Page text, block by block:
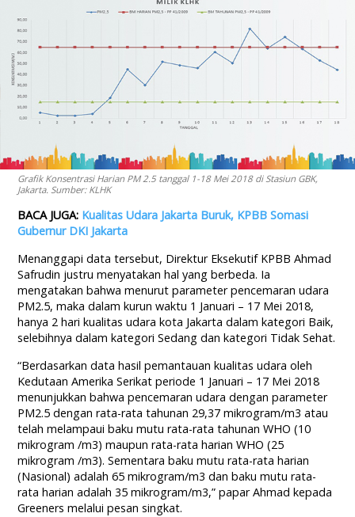
Grafik Konsentrasi Harian PM 2.5 tanggal 1-18 Mei 2018 di Stasiun GBK,
Jakarta. Sumber: KLHK
BACA JUGA: Kualitas Udara Jakarta Buruk, KPBB Somasi
Gubernur DKI Jakarta
Menanggapi data tersebut, Direktur Eksekutif KPBB Ahmad
Safrudin justru menyatakan hal yang berbeda. Ia
mengatakan bahwa menurut parameter pencemaran udara
PM2.5, maka dalam kurun waktu 1 Januari – 17 Mei 2018,
hanya 2 hari kualitas udara kota Jakarta dalam kategori Baik,
selebihnya dalam kategori Sedang dan kategori Tidak Sehat.
“Berdasarkan data hasil pemantauan kualitas udara oleh
Kedutaan Amerika Serikat periode 1 Januari – 17 Mei 2018
menunjukkan bahwa pencemaran udara dengan parameter
PM2.5 dengan rata-rata tahunan 29,37 mikrogram/m3 atau
telah melampaui baku mutu rata-rata tahunan WHO (10
mikrogram /m3) maupun rata-rata harian WHO (25
mikrogram /m3). Sementara baku mutu rata-rata harian
(Nasional) adalah 65 mikrogram/m3 dan baku mutu rata-
rata harian adalah 35 mikrogram/m3,” papar Ahmad kepada
Greeners melalui pesan singkat.